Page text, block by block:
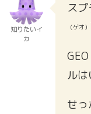
知りたいイ
カ
ス
（ゲオ）
GEO
ルは
せ